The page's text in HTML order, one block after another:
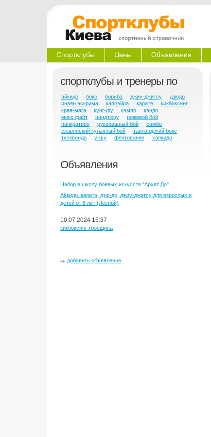
Спортклубы Цены Объявления
спортклубы и тренеры по
айкидо бокс борьба джиу-джитсу
дзюдо
инаян эскрима
капоэйра карате
кикбоксинг
крав-мага
кунг-фу кэмпо
кэндо
микс файт
ниндзюцу
ножевой бой
панкратион
рукопашный бой
самбо
славянский кулачный бой
таиландский бокс
тхэквондо
у-шу фехтование хапкидо
Объявления
Набор в школу боевых искусств "Архат До"
Айкидо, каратэ, дзю-до, джиу-джитсу для взрослых и
детей от 6 лет (Лесной)
10.07.2024 15:37
кикбоксинг троещина
добавить объявление